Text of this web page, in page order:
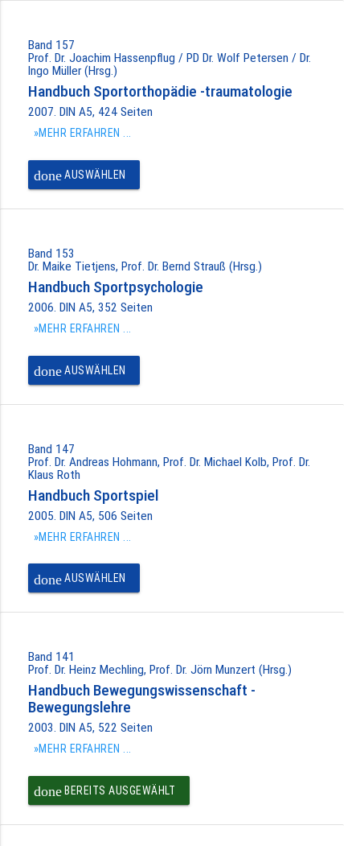
Band 157
Prof. Dr. Joachim Hassenpflug / PD Dr. Wolf Petersen / Dr.
Ingo Müller (Hrsg.)
Handbuch Sportorthopädie -traumatologie
2007. DIN A5, 424 Seiten
»MEHR ERFAHREN ...
doneAUSWÄHLEN
Band 153
Dr. Maike Tietjens, Prof. Dr. Bernd Strauß (Hrsg.)
Handbuch Sportpsychologie
2006. DIN A5, 352 Seiten
»MEHR ERFAHREN ...
doneAUSWÄHLEN
Band 147
Prof. Dr. Andreas Hohmann, Prof. Dr. Michael Kolb, Prof. Dr.
Klaus Roth
Handbuch Sportspiel
2005. DIN A5, 506 Seiten
»MEHR ERFAHREN ...
doneAUSWÄHLEN
Band 141
Prof. Dr. Heinz Mechling, Prof. Dr. Jörn Munzert (Hrsg.)
Handbuch Bewegungswissenschaft -
Bewegungslehre
2003. DIN A5, 522 Seiten
»MEHR ERFAHREN ...
doneBEREITS AUSGEWÄHLT